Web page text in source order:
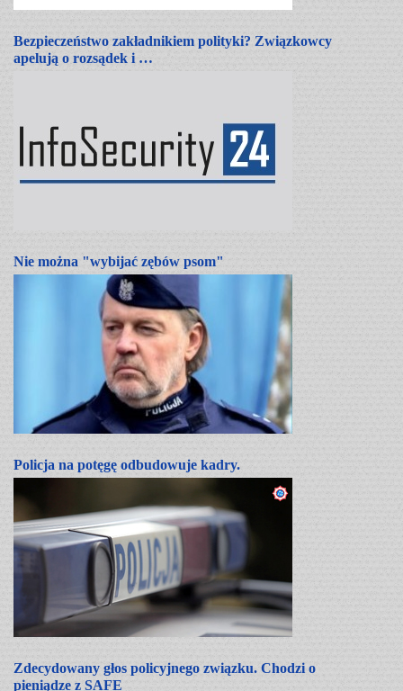
Bezpieczeństwo zakładnikiem polityki? Związkowcy
apelują o rozsądek i …
Nie można "wybijać zębów psom"
Policja na potęgę odbudowuje kadry.
Zdecydowany głos policyjnego związku. Chodzi o
pieniądze z SAFE